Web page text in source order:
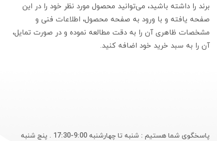
برند را داشته باشید، می‌توانید محصول مورد نظر خود را در این
صفحه یافته و با ورود به صفحه محصول، اطلاعات فنی و
مشخصات ظاهری آن را به دقت مطالعه نموده و در صورت تمایل،
آن را به سبد خرید خود اضافه کنید.
پاسخگوی شما هستیم : شنبه تا چهارشنبه 9:00-17:30 . پنج شنبه